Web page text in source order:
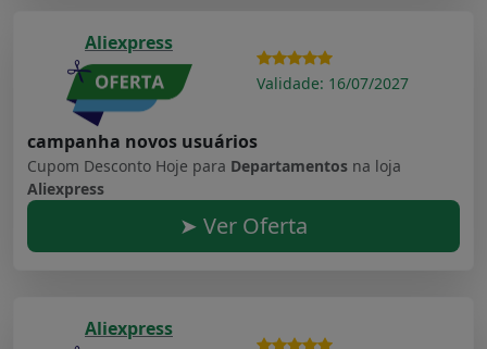
Aliexpress
Validade: 16/07/2027
campanha novos usuários
Cupom Desconto Hoje para Departamentos na loja
Aliexpress
➤ Ver Oferta
Aliexpress